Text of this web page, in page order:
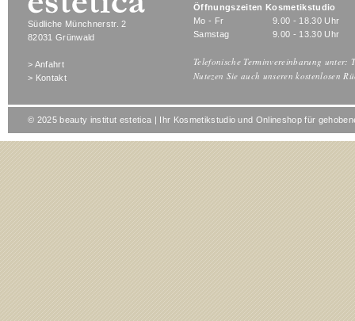
Südliche Münchnerstr. 2
82031 Grünwald
> Anfahrt
> Kontakt
Öffnungszeiten Kosmetikstudio
Mo - Fr
9.00 - 18.30 Uhr
Samstag
9.00 - 13.30 Uhr
Telefonische Terminvereinbarung unter:
Nutezen Sie auch unseren kostenlosen
© 2025 beauty institut estetica | Ihr Kosmetikstudio und Onlineshop für